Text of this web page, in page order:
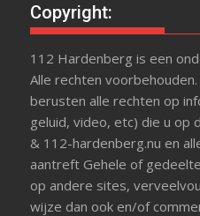
Copyright:
112 Hardenberg is een
Alle rechten
berusten alle rechten op
geluid, video, etc) die u op
& 112-hardenberg.nu en
aantreft Gehele of
op andere sites,
wijze dan ook en/of